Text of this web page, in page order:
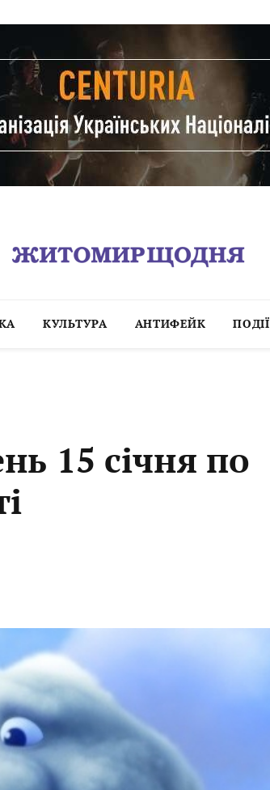
КУЛЬТУРА АНТИФЕЙК ПОДІЇ
15 січня по